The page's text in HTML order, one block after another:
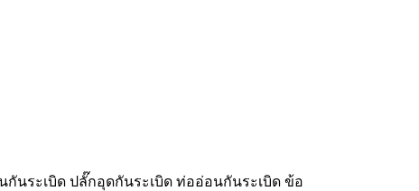
กันระเบิด ปลั๊กอุดกันระเบิด ท่ออ่อนกันระเบิด ข้อ